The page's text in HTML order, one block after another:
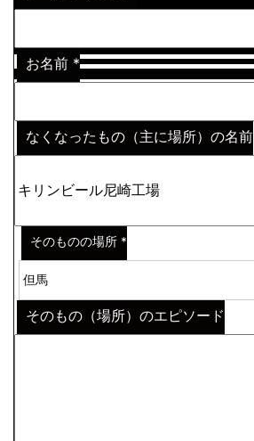
お名前 *
なくなったもの（主に場所）の名前
そのものの場所 *
そのもの（場所）のエピソード